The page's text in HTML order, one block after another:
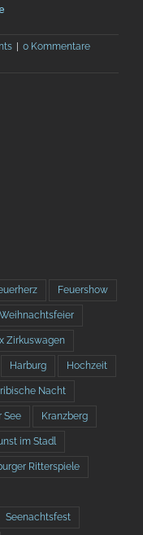
0 Kommentare
Feuershow
Zirkuswagen
Harburg Hochzeit
Nacht
See Kranzberg
im Stadl
Ritterspiele
Seenachtsfest